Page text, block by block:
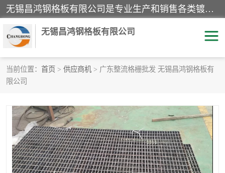
无锡昌鸿钢格板有限公司是专业生产和销售各类镀锌钢格板、镀锌钢格栅、不锈钢钢格及其相关产品的现代化企业。公司产品广泛运用于石油、化工、港口、电力、运输、造纸、医药、钢铁、食品、市政、房地产、制造业等各个领域。
无锡昌鸿钢格板有限公司
当前位置： 首页 > 供应商机 > 广东整流格栅批发 无锡昌鸿钢格板有
限公司
镀锌钢格板
踏步板 水沟盖板
栏杆 钢格栅
齿形钢格板 钢格板